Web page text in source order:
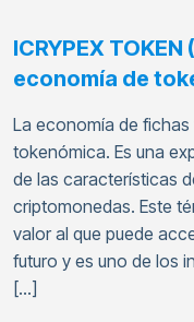
ICRYPEX
economía de
La economía de
tokenómica. Es una
de las características
criptomonedas. Este
valor al que puede
futuro y es uno de los
[…]